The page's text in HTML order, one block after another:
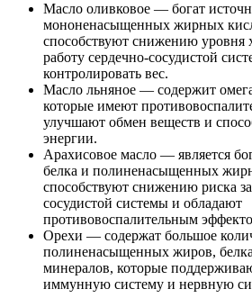
Масло оливковое — богат
мононенасыщенных жирных
способствуют снижению уровня
работу сердечно-сосудистой
контролировать вес.
Масло льняное — содержит
которые имеют
улучшают обмен веществ и
энергии.
Арахисовое масло — является
белка и полиненасыщенных
способствуют снижению риска
сосудистой системы и обладают
противовоспалительным
Орехи — содержат большое
полиненасыщенных жиров,
минералов, которые
иммунную систему и нервную